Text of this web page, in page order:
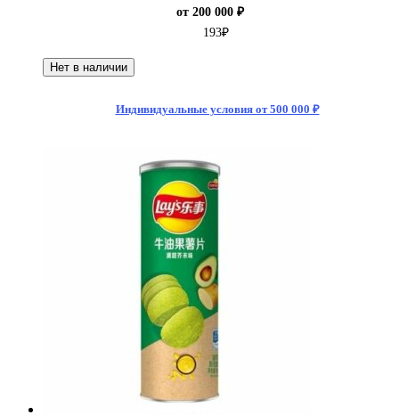
от 200 000 ₽
193₽
Нет в наличии
Индивидуальные условия от 500 000 ₽